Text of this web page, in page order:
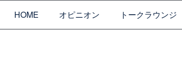
HOME オピニオン トークラウンジ